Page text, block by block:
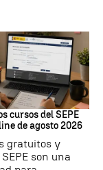
cursos del SEPE
de agosto 2026
gratuitos y
son una